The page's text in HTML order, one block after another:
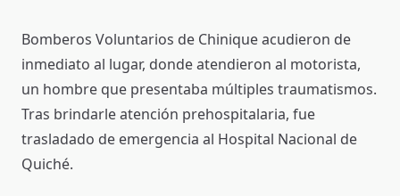
Bomberos Voluntarios de Chinique acudieron de
inmediato al lugar, donde atendieron al motorista,
un hombre que presentaba múltiples traumatismos.
Tras brindarle atención prehospitalaria, fue
trasladado de emergencia al Hospital Nacional de
Quiché.